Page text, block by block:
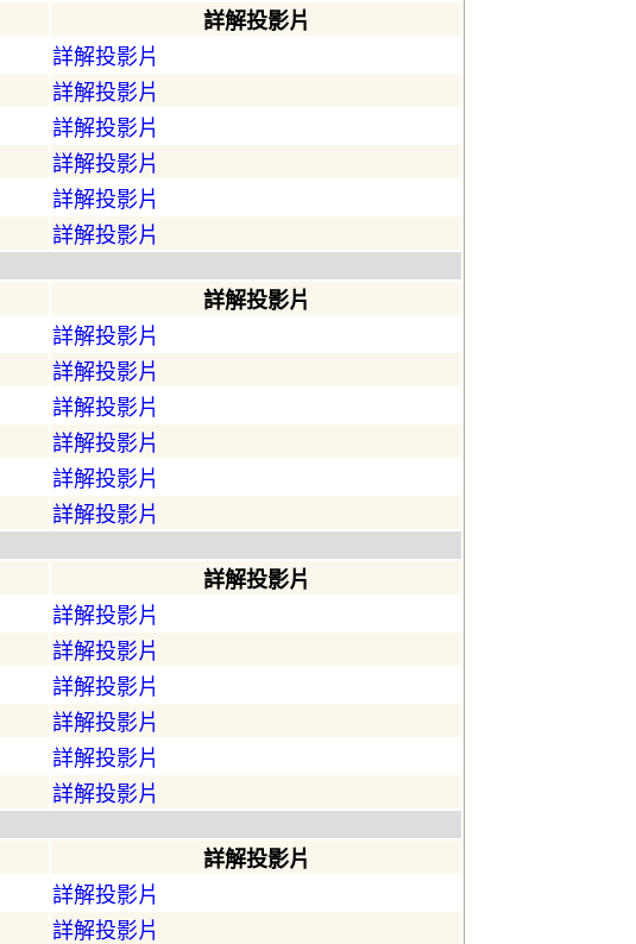
詳解投影片
詳解投影片
詳解投影片
詳解投影片
詳解投影片
詳解投影片
詳解投影片
詳解投影片
詳解投影片
詳解投影片
詳解投影片
詳解投影片
詳解投影片
詳解投影片
詳解投影片
詳解投影片
詳解投影片
詳解投影片
詳解投影片
詳解投影片
詳解投影片
詳解投影片
詳解投影片
詳解投影片